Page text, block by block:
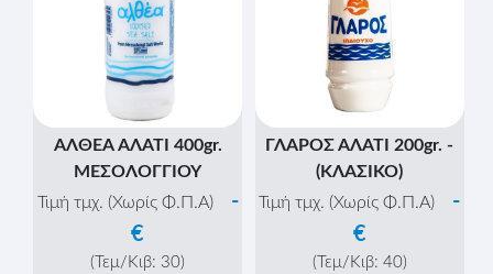
ΑΛΘΕΑ ΑΛΑΤΙ 400gr.
ΜΕΣΟΛΟΓΓΙΟΥ
Τιμή τμχ. (Χωρίς Φ.Π.Α)
-
€
(Τεμ/Κιβ: 30)
ΓΛΑΡΟΣ ΑΛΑΤΙ 200gr. -
(ΚΛΑΣΙΚΟ)
Τιμή τμχ. (Χωρίς Φ.Π.Α)
-
€
(Τεμ/Κιβ: 40)